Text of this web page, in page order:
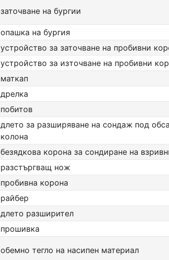
заточване на бургии
опашка на бургия
устройство за заточване на пробивни
устройство за източване на пробивни
маткап
дрелка
побитов
длето за разширяване на сондаж под
колона
безядкова корона за сондиране на
разстъргващ нож
пробивна корона
райбер
длето разширител
прошивка
обемно тегло на насипен материал